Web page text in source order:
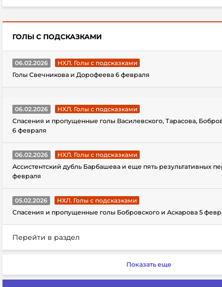
ГОЛЫ С ПОДСКАЗКАМИ
06.02.2026
НХЛ. Голы с подсказками
Голы Свечникова и Дорофеева 6 февраля
06.02.2026
НХЛ. Голы с подсказками
Спасения и пропущенные голы Василевского, Тарасова,
6 февраля
06.02.2026
НХЛ. Голы с подсказками
Ассистентский дубль Барбашева и еще пять результативных
февраля
05.02.2026
НХЛ. Голы с подсказками
Спасения и пропущенные голы Бобровского и Аскарова 5
Перейти в раздел
Показать еще